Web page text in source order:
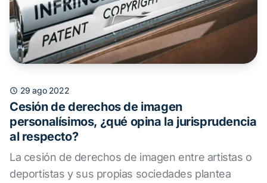
29 ago 2022
Cesión de derechos de imagen
personalísimos, ¿qué opina la jurisprudencia
al respecto?
La cesión de derechos de imagen entre artistas o
deportistas y sus propias sociedades plantea